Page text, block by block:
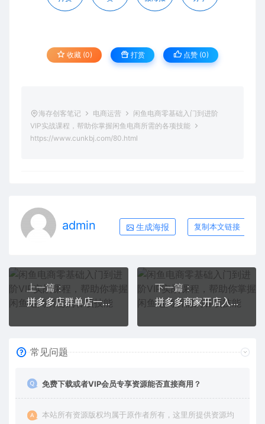
收藏 (0) 打赏 点赞 (0)
海存创客笔记 电商运营
闲鱼电商零基础入门到进阶
VIP实战课程，帮助你掌握闲鱼电商所需的各项技能
https://www.cunkbj.com/80.html
admin 生成海报 复制本文链接
上一篇：
拼多多店群单店一样可以产出1万5以上利润【付费文章】
下一篇：
拼多多商家开店入门必学，0基础新手小白扫盲课（58节视频课程）
常见问题
免费下载或者VIP会员专享资源能否直接商用？
本站所有资源版权均属于原作者所有，这里所提供资源均